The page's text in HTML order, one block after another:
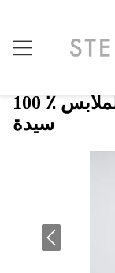
100 ٪ فسكوزي المرأة بلوزة للملابس
سيدة